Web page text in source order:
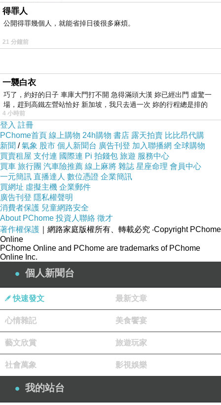
限量訂製款) 最近真的很熱門
其他價格的部份及細節SALE★寫在這邊★
商品的介紹寫在下面可以先稍微看看！
↓↓↓今日馬上購的限量優惠↓↓↓
【 達克公爵古典暹邏鱷魚皮包(2016限量訂製
款) 】
品號：3882112
得罪人
公開得罪幾個人，就能省掉日後很多麻煩。
21 分鐘前
一襲白衣
巧了，約好的日子 車庫大門打不開 急得滿頭大漢 妳已經出門 虛驚一
場，趕到高鐵左營站恰好 新加坡，我只去過一次 妳的行程總是排的
4 小時前
登入 註冊
PChome首頁 線上購物 24h購物 書店 露天拍賣 比比昂代購
新聞 /氣象 股市 個人新聞台 廣告刊登 加入聯播網 全球購物
買賣租屋 支付連 國際連 Pi 拍錢包 旅遊 服務中心
買車 旅行團 汽車險推薦 線上麻將 雜誌 星座命理 會員中心
一元簡訊 直播達人 數位憑證 企業簡訊
買網址 虛擬主機 企業郵件
廣告刊登 隱私權聲明
消費者保護 兒童網路安全
About PChome 投資人聯絡 徵才
著作權保護 ｜網路家庭版權所有、轉載必究 ‧Copyright PChome
Online
PChome Online and PChome are trademarks of PChome
Online Inc.
個人新聞台
快速發文 最新文章
心情雜記 美食饗宴
藝文欣賞 旅遊玩家
社會萬象 影視娛樂
我的站台